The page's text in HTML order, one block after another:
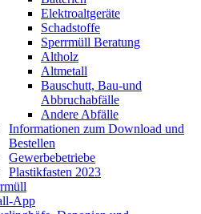
Elektroaltgeräte
Schadstoffe
Sperrmüll Beratung
Altholz
Altmetall
Bauschutt, Bau-und
Abbruchabfälle
Andere Abfälle
Informationen zum Download und
Bestellen
Gewerbebetriebe
Plastikfasten 2023
App